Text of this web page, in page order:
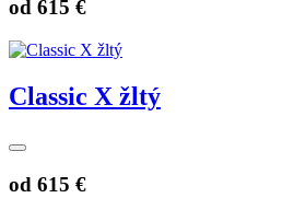
od 615 €
Classic X žltý
od 615 €